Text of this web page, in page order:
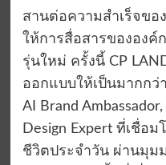
สานต่อความสำเร็จของ
ให้การสื่อสารขององค์
รุ่นใหม่ ครั้งนี้ CP
ออกแบบให้เป็นมากกว่
AI Brand
Design Expert ที่เชื่อ
ชีวิตประจำวัน ผ่านมุม